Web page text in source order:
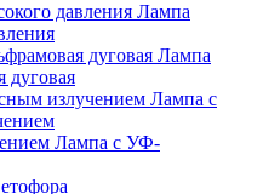
Лампа
Лампа
дуговая
Лампа с
Лампа с УФ-